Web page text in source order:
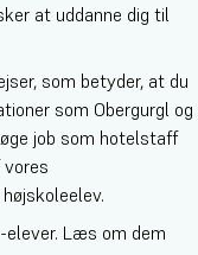
at uddanne dig til
som betyder, at du
som Obergurgl og
job som hotelstaff
vores
elever. Læs om dem